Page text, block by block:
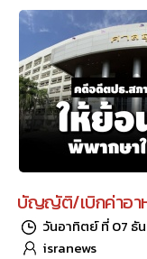
บัญญัติ/เบิกค่าอาห
วันอาทิตย์ ที่ 07 ธั
isranews